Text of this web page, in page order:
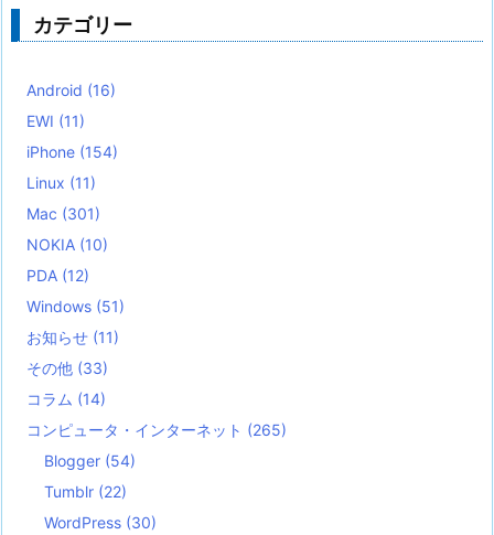
カテゴリー
Android (16)
EWI (11)
iPhone (154)
Linux (11)
Mac (301)
NOKIA (10)
PDA (12)
Windows (51)
お知らせ (11)
その他 (33)
コラム (14)
コンピュータ・インターネット (265)
Blogger (54)
Tumblr (22)
WordPress (30)